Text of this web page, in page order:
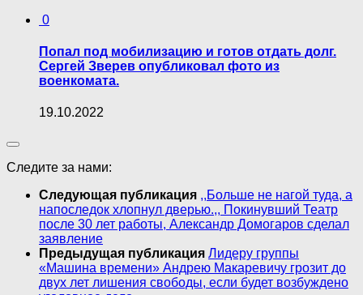
0
Попал под мобилизацию и готов отдать долг.
Сергей Зверев опубликовал фото из
военкомата.
19.10.2022
Следите за нами:
Следующая публикация ,,Больше не нагой туда, а
напоследок хлопнул дверью.,, Покинувший Театр
после 30 лет работы, Александр Домогаров сделал
заявление
Предыдущая публикация Лидеру группы
«Машина времени» Андрею Макаревичу грозит до
двух лет лишения свободы, если будет возбуждено